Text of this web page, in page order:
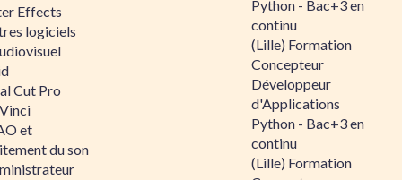
Effects
logiciels
Cut Pro
et
du son
Python - Bac+3 en
continu
(Lille) Formation
Concepteur
Développeur
d'Applications
Python - Bac+3 en
continu
(Lille) Formation